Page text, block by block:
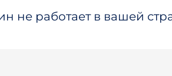
не работает в вашей